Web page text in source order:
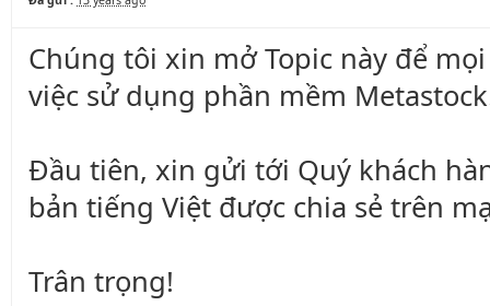
Chúng tôi xin mở Topic này để
việc sử dụng phần mềm
Đầu tiên, xin gửi tới Quý khách
bản tiếng Việt được chia sẻ trên
Trân trọng!